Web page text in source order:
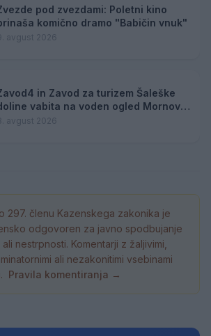
pod zvezdami: Poletni kino
komično dramo "Babičin vnuk"
avgust 2026
in Zavod za turizem Šaleške
vabita na voden ogled Mornove
avgust 2026
297. členu Kazenskega zakonika je
odgovoren za javno spodbujanje
nestrpnosti. Komentarji z žaljivimi,
ali nezakonitimi vsebinami
Pravila komentiranja →